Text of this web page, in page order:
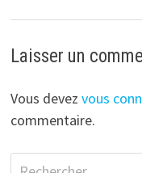
Laisser un
Vous devez vous
commentaire.
Rechercher :